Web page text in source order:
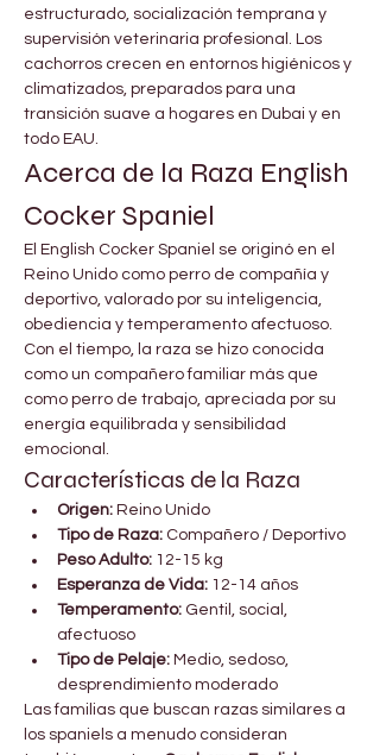
estructurado, socialización temprana y
supervisión veterinaria profesional. Los
cachorros crecen en entornos higiénicos y
climatizados, preparados para una
transición suave a hogares en Dubai y en
todo EAU.
Acerca de la Raza English
Cocker Spaniel
El English Cocker Spaniel se originó en el
Reino Unido como perro de compañía y
deportivo, valorado por su inteligencia,
obediencia y temperamento afectuoso.
Con el tiempo, la raza se hizo conocida
como un compañero familiar más que
como perro de trabajo, apreciada por su
energía equilibrada y sensibilidad
emocional.
Características de la Raza
Origen: Reino Unido
Tipo de Raza: Compañero / Deportivo
Peso Adulto: 12-15 kg
Esperanza de Vida: 12-14 años
Temperamento: Gentil, social,
afectuoso
Tipo de Pelaje: Medio, sedoso,
desprendimiento moderado
Las familias que buscan razas similares a
los spaniels a menudo consideran